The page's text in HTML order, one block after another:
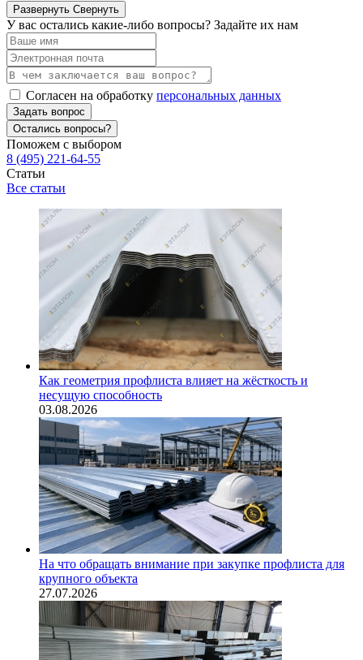
Развернуть Свернуть
У вас остались какие-либо вопросы? Задайте их нам
Согласен на обработку персональных данных
Задать вопрос
Остались вопросы?
Поможем с выбором
8 (495) 221-64-55
Статьи
Все статьи
Как геометрия профлиста влияет на жёсткость и
несущую способность
03.08.2026
На что обращать внимание при закупке профлиста для
крупного объекта
27.07.2026